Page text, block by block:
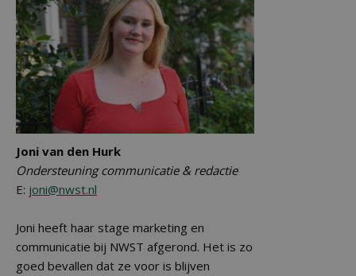
Joni van den Hurk
Ondersteuning communicatie & redactie
E: joni@nwst.nl
Joni heeft haar stage marketing en
communicatie bij NWST afgerond. Het is zo
goed bevallen dat ze voor is blijven